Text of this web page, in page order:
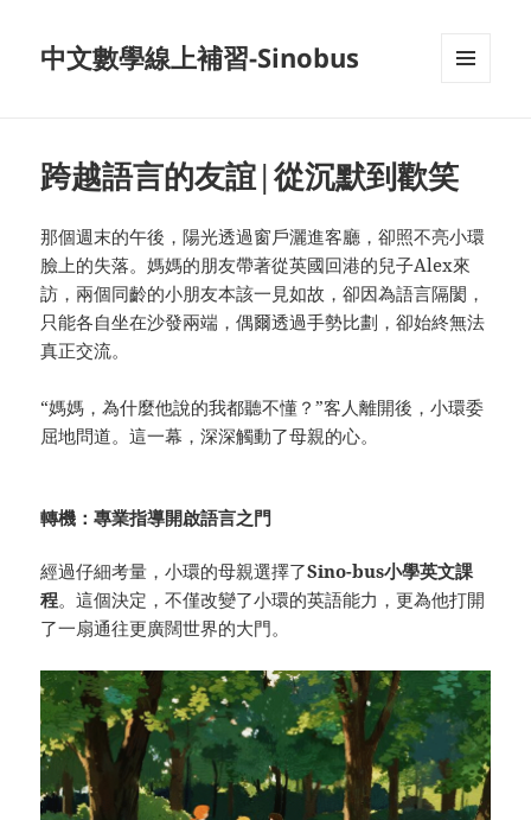
中文數學線上補習-Sinobus
跨越語言的友誼|從沉默到歡笑
那個週末的午後，陽光透過窗戶灑進客廳，卻照不亮小環
臉上的失落。媽媽的朋友帶著從英國回港的兒子Alex來
訪，兩個同齡的小朋友本該一見如故，卻因為語言隔閡，
只能各自坐在沙發兩端，偶爾透過手勢比劃，卻始終無法
真正交流。
“媽媽，為什麼他說的我都聽不懂？”客人離開後，小環委
屈地問道。這一幕，深深觸動了母親的心。
轉機：專業指導開啟語言之門
經過仔細考量，小環的母親選擇了Sino-bus小學英文課
程。這個決定，不僅改變了小環的英語能力，更為他打開
了一扇通往更廣闊世界的大門。